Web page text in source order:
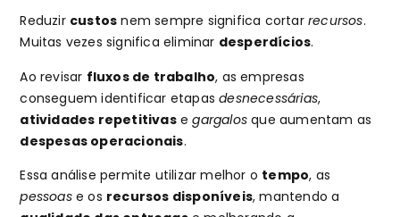
Reduzir custos nem sempre significa cortarrecursos.
Muitas vezes significa eliminar desperdícios.
Ao revisar fluxos de trabalho, as empresas
conseguem identificar etapasdesnecessárias,
atividades repetitivasegargalos que aumentam as
despesas operacionais.
Essa análise permite utilizar melhor o tempo, as
pessoase os recursos disponíveis, mantendo a